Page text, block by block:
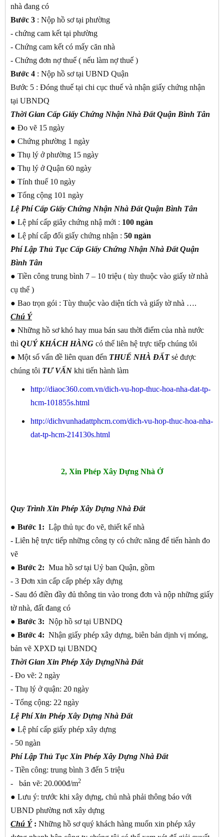
nhà đang có
Bước 3 : Nộp hồ sơ tại phường
- chứng cam kết tại phường
- Chứng cam kết có mấy căn nhà
- Chứng đơn nợ thuế ( nếu làm nợ thuế )
Bước 4 : Nộp hồ sơ tại UBND Quận
Bước 5 : Đóng thuế tại chi cục thuế và nhận giấy chứng nhận
tại UBNDQ
Thời Gian Cấp Giấy Chứng Nhận Nhà Đất Quận Bình Tân
● Đo vẽ 15 ngày
● Chứng phường 1 ngày
● Thụ lý ở phường 15 ngày
● Thụ lý ở Quận 60 ngày
● Tính thuế 10 ngày
● Tổng cộng 101 ngày
Lệ Phí Cấp Giấy Chứng Nhận Nhà Đất Quận Bình Tân
● Lệ phí cấp giây chứng nhậ mới : 100 ngàn
● Lệ phí cấp đổi giấy chứng nhận : 50 ngàn
Phí Lập Thủ Tục Cấp Giấy Chứng Nhận Nhà Đất Quận
Bình Tân
● Tiền công trung bình 7 – 10 triệu ( tùy thuộc vào giấy tờ nhà
cụ thể )
● Bao trọn gói : Tùy thuộc vào diện tích và giấy tờ nhà ….
Chú Ý
● Những hồ sơ khó hay mua bán sau thời điểm của nhà nước
thì QUÝ KHÁCH HÀNG có thể liên hệ trực tiếp chúng tôi
● Một số vấn đề liên quan đến THUẾ NHÀ ĐẤTsẻ được
chúng tôi TƯ VẤN khi tiến hành làm
http://diaoc360.com.vn/dich-vu-hop-thuc-hoa-nha-dat-tp-
hcm-101855s.html
http://dichvunhadattphcm.com/dich-vu-hop-thuc-hoa-nha-
dat-tp-hcm-214130s.html
2, Xin Phép Xây Dựng Nhà Ở
Quy Trình Xin Phép Xây Dựng Nhà Đất
● Bước 1: Lập thủ tục đo vẽ, thiết kế nhà
- Liên hệ trực tiếp những công ty có chức năng để tiến hành đo
vẽ
● Bước 2: Mua hồ sơ tại Uỷ ban Quận, gồm
- 3 Đơn xin cấp cấp phép xây dựng
- Sau đó điền đầy đủ thông tin vào trong đơn và nộp những giấy
tờ nhà, đất đang có
● Bước 3: Nộp hồ sơ tại UBNDQ
● Bước 4: Nhận giấy phép xây dựng, biên bản dịnh vị móng,
bản vẽ XPXD tại UBNDQ
Thời Gian Xin Phép Xây DựngNhà Đất
- Đo vẽ: 2 ngày
- Thụ lý ở quận: 20 ngày
- Tổng cộng: 22 ngày
Lệ Phí Xin Phép Xây Dựng Nhà Đất
● Lệ phí cấp giấy phép xây dựng
- 50 ngàn
Phí Lập Thủ Tục Xin Phép Xây Dựng Nhà Đất
- Tiền công: trung bình 3 đến 5 triệu
- bản vẽ: 20.000đ/m2
● Lưu ý: trước khi xây dựng, chủ nhà phải thông báo với
UBND phường nơi xây dựng
Chú Ý : Những hồ sơ quý khách hàng muốn xin phép xây